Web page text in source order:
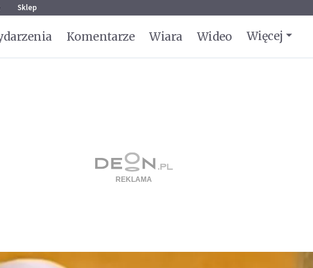
Sklep
Komentarze Wiara Wideo Więcej